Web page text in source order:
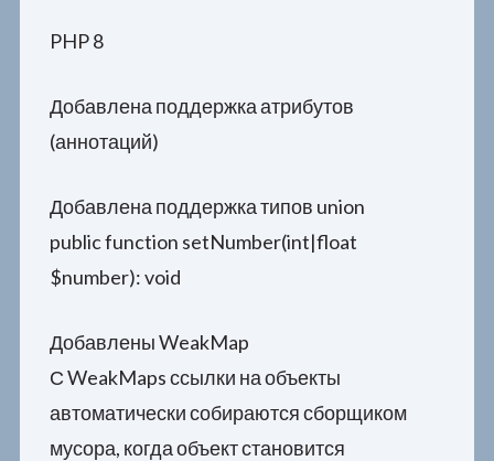
PHP 8
Добавлена поддержка атрибутов
(аннотаций)
Добавлена поддержка типов union
public function setNumber(int|float
$number): void
Добавлены WeakMap
С WeakMaps ссылки на объекты
автоматически собираются сборщиком
мусора, когда объект становится